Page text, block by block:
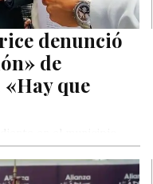
denunció
de
que
de este martes al